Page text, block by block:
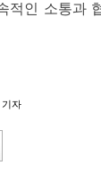
적인 소통과
기자